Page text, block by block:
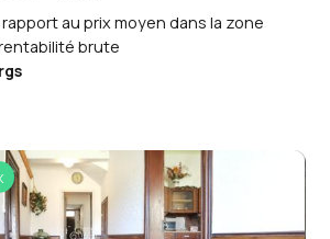
au prix moyen dans la zone
brute